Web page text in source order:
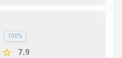
100%
7.9